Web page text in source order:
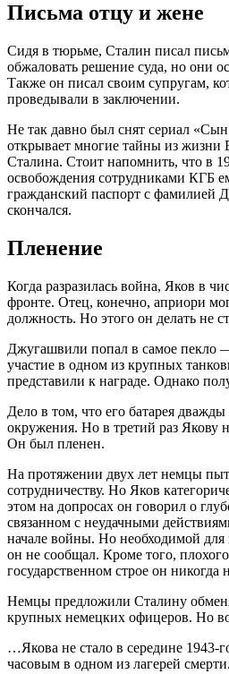
Письма отцу и жене
Сидя в тюрьме, Сталин писал
обжаловать решение суда, но они
Также он писал своим супругам,
проведывали в заключении.
Не так давно был снят сериал
открывает многие тайны из жизни
Сталина. Стоит напомнить, что в
освобождения сотрудниками КГБ
гражданский паспорт с фамилией
скончался.
Пленение
Когда разразилась война, Яков в
фронте. Отец, конечно, априори
должность. Но этого он делать не
Джугашвили попал в самое пекло
участие в одном из крупных
представили к награде. Однако
Дело в том, что его батарея
окружения. Но в третий раз Якову
Он был пленен.
На протяжении двух лет немцы
сотрудничеству. Но Яков
этом на допросах он говорил о
связанном с неудачными
начале войны. Но необходимой
он не сообщал. Кроме того,
государственном строе он никогда
Немцы предложили Сталину
крупных немецких офицеров. Но
…Якова не стало в середине 1943-
часовым в одном из лагерей смерти.